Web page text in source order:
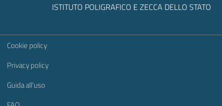
ISTITUTO POLIGRAFICO E ZECCA DELLO STATO
Sezione Link Utili
Cookie policy
Privacy policy
Guida all'uso